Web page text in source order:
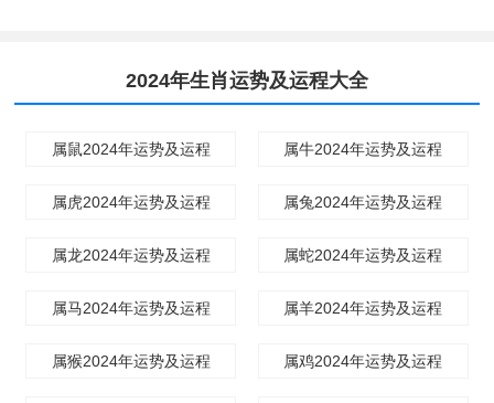
2024年生肖运势及运程大全
属鼠2024年运势及运程 属牛2024年运势及运程
属虎2024年运势及运程 属兔2024年运势及运程
属龙2024年运势及运程 属蛇2024年运势及运程
属马2024年运势及运程 属羊2024年运势及运程
属猴2024年运势及运程 属鸡2024年运势及运程